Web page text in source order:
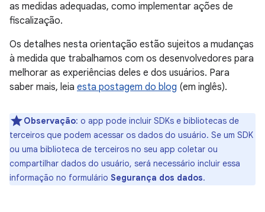
as medidas adequadas, como implementar ações de
fiscalização.
Os detalhes nesta orientação estão sujeitos a mudanças
à medida que trabalhamos com os desenvolvedores para
melhorar as experiências deles e dos usuários. Para
saber mais, leia esta postagem do blog (em inglês).
Observação: o app pode incluir SDKs e bibliotecas de
terceiros que podem acessar os dados do usuário. Se um SDK
ou uma biblioteca de terceiros no seu app coletar ou
compartilhar dados do usuário, será necessário incluir essa
informação no formulário Segurança dos dados.